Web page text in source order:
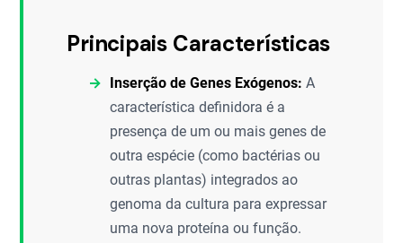
Principais Características
Inserção de Genes Exógenos: A
característica definidora é a
presença de um ou mais genes de
outra espécie (como bactérias ou
outras plantas) integrados ao
genoma da cultura para expressar
uma nova proteína ou função.